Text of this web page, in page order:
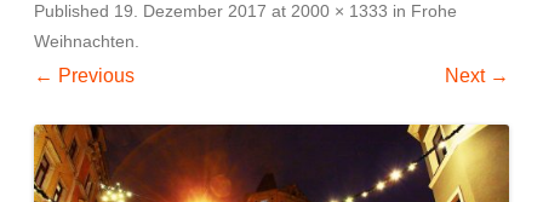
Published 19. Dezember 2017 at 2000 × 1333 in Frohe
Weihnachten.
← Previous Next →